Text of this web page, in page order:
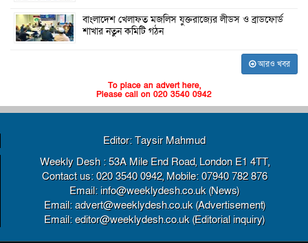
বাংলাদেশ খেলাফত মজলিস যুক্তরাজ্যের লীডস ও ব্রাডফোর্ড
শাখার নতুন কমিটি গঠন
আরও খবর
To place an advert here,
Please call on 020 3540 0942
Editor: Taysir Mahmud
Weekly Desh : 53A Mile End Road, London E1 4TT,
Contact us: 020 3540 0942, Mobile: 07940 782 876
Email: info@weeklydesh.co.uk (News)
Email: advert@weeklydesh.co.uk (Advertisement)
Email: editor@weeklydesh.co.uk (Editorial inquiry)